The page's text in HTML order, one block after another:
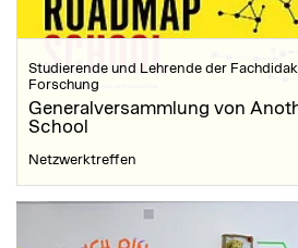
Studierende und Lehrende der
Forschung
Generalversammlung von
School
Netzwerktreffen